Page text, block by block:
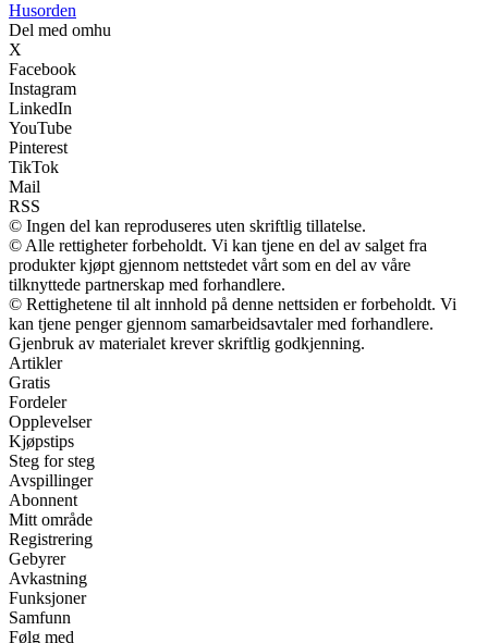
Husorden
Del med omhu
X
Facebook
Instagram
LinkedIn
YouTube
Pinterest
TikTok
Mail
RSS
© Ingen del kan reproduseres uten skriftlig tillatelse.
© Alle rettigheter forbeholdt. Vi kan tjene en del av salget fra
produkter kjøpt gjennom nettstedet vårt som en del av våre
tilknyttede partnerskap med forhandlere.
© Rettighetene til alt innhold på denne nettsiden er forbeholdt. Vi
kan tjene penger gjennom samarbeidsavtaler med forhandlere.
Gjenbruk av materialet krever skriftlig godkjenning.
Artikler
Gratis
Fordeler
Opplevelser
Kjøpstips
Steg for steg
Avspillinger
Abonnent
Mitt område
Registrering
Gebyrer
Avkastning
Funksjoner
Samfunn
Følg med